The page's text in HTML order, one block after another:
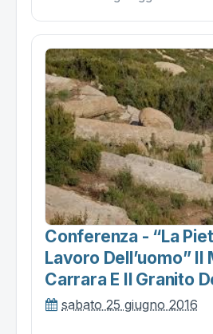
Conferenza - “la
Lavoro Dell’uomo” Il
Carrara E Il Granito
sabato 25 giugno 2016